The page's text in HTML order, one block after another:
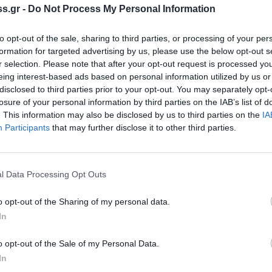
- Do Not Process My Personal Information
opt-out of the sale, sharing to third parties, or processing of your
for targeted advertising by us, please use the below opt-out
selection. Please note that after your opt-out request is processed
interest-based ads based on personal information utilized by us
to third parties prior to your opt-out. You may separately
of your personal information by third parties on the IAB’s list of
This information may also be disclosed by us to third parties on the
Participants that may further disclose it to other third parties.
Data Processing Opt Outs
opt-out of the Sharing of my personal data.
opt-out of the Sale of my Personal Data.
το Κινητό Πολυϊατρείο
έξω από το Κλειστό Δημοτικό
από τις 9 το πρωί έως τις 5 το
να έχουν δωρεάν εξέταση παιδιά και
ειδικοτήτων: Παιδίατροι, ΩΡΛ,
Οδοντίατροι, καθώς και εξειδικευμένο
Κοινότητας του Δήμου Σπάρτης και
με τον Ιατρικό Σύλλογο Λακωνίας, τον
Σύλλογο Λακωνίας, το Γενικό
Περιφέρεια Πελοποννήσου-Ιονίων
του ΟΠΑΠ.
γίνεται ενημέρωση σε κάθε παιδί και